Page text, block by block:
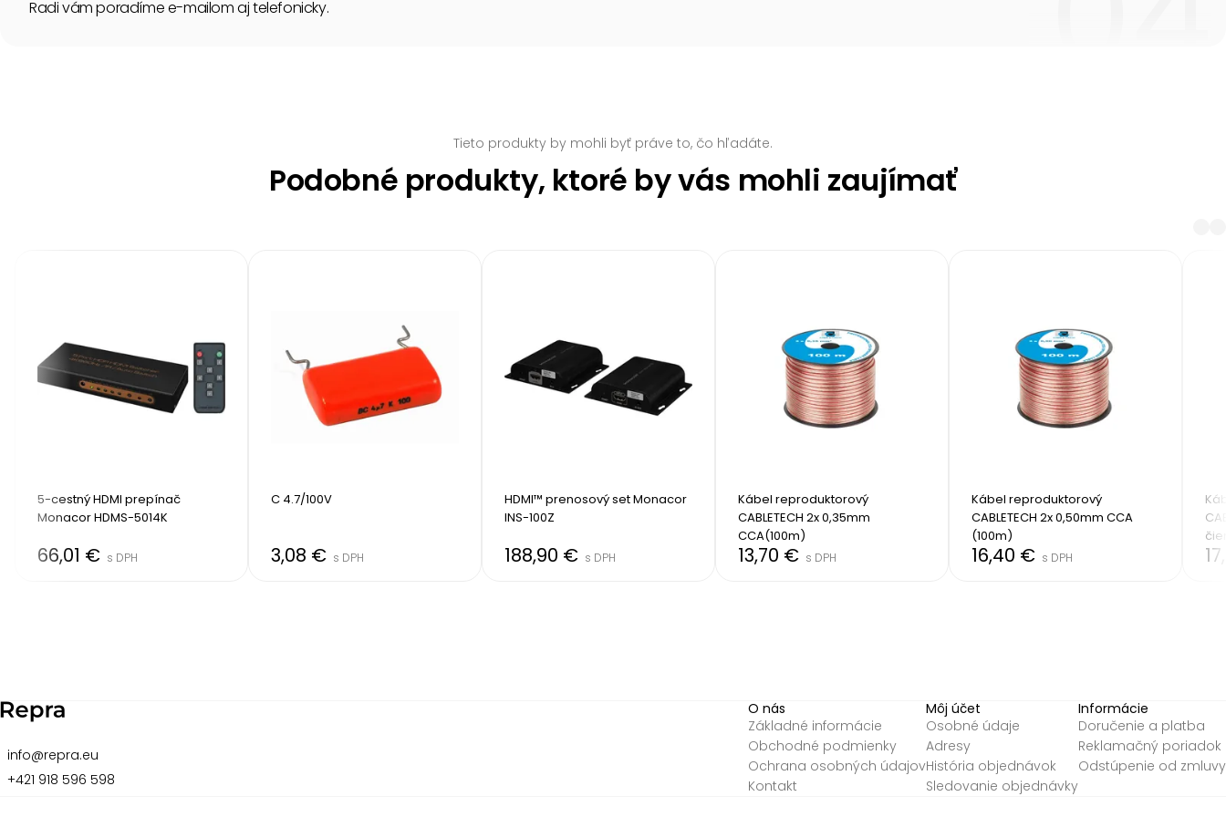
Radi vám poradíme e-mailom aj telefonicky.
Tieto produkty by mohli byť práve to, čo hľadáte.
Podobné produkty, ktoré by vás mohli zaujímať
5-cestný HDMI prepínač
Monacor HDMS-5014K
66,01 € s DPH
C 4.7/100V
3,08 € s DPH
HDMI™ prenosový set Monacor
INS-100Z
188,90 € s DPH
Kábel reproduktorový
CABLETECH 2x 0,35mm
CCA(100m)
13,70 € s DPH
Kábel reproduktorový
CABLETECH 2x 0,50mm CCA
(100m)
16,40 € s DPH
info@repra.eu
+421 918 596 598
O nás
Základné informácie
Obchodné podmienky
Ochrana osobných údajov
Kontakt
Môj účet
Osobné údaje
Adresy
História objednávok
Sledovanie objednávky
Informácie
Doručenie a platba
Reklamačný poriadok
Odstúpenie od zmluvy